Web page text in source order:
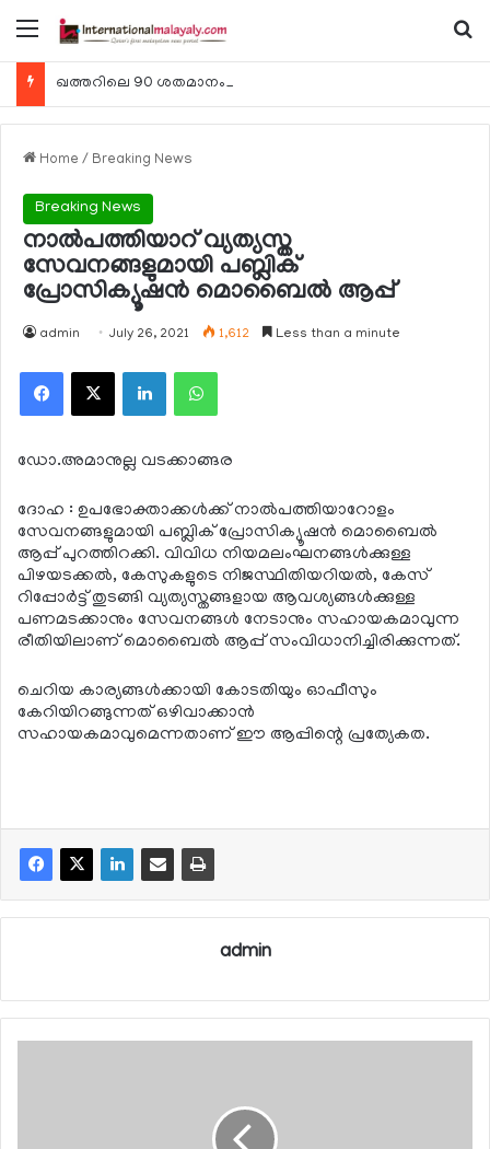
Menu
Home / Breaking News
Breaking News
നാല്‍പത്തിയാറ് വ്യത്യസ്ത
സേവനങ്ങളുമായി പബ്ലിക്
പ്രോസിക്യൂഷന്‍ മൊബൈല്‍ ആപ്പ്
admin July 26, 2021 1,612 Less than a minute
Facebook
X LinkedInWhatsApp
ഡോ.അമാനുല്ല വടക്കാങ്ങര
ദോഹ : ഉപഭോക്താക്കള്‍ക്ക് നാല്‍പത്തിയാറോളം
സേവനങ്ങളുമായി പബ്ലിക് പ്രോസിക്യൂഷന്‍ മൊബൈല്‍
ആപ്പ് പുറത്തിറക്കി. വിവിധ നിയമലംഘനങ്ങള്‍ക്കുള്ള
പിഴയടക്കല്‍, കേസുകളുടെ നിജസ്ഥിതിയറിയല്‍, കേസ്
റിപ്പോര്‍ട്ട് തുടങ്ങി വ്യത്യസ്തങ്ങളായ ആവശ്യങ്ങള്‍ക്കുള്ള
പണമടക്കാനും സേവനങ്ങള്‍ നേടാനും സഹായകമാവുന്ന
രീതിയിലാണ് മൊബൈല്‍ ആപ്പ് സംവിധാനിച്ചിരിക്കുന്നത്.
ചെറിയ കാര്യങ്ങള്‍ക്കായി കോടതിയും ഓഫീസും
കേറിയിറങ്ങുന്നത് ഒഴിവാക്കാന്‍
സഹായകമാവുമെന്നതാണ് ഈ ആപ്പിന്റെ പ്രത്യേകത.
admin